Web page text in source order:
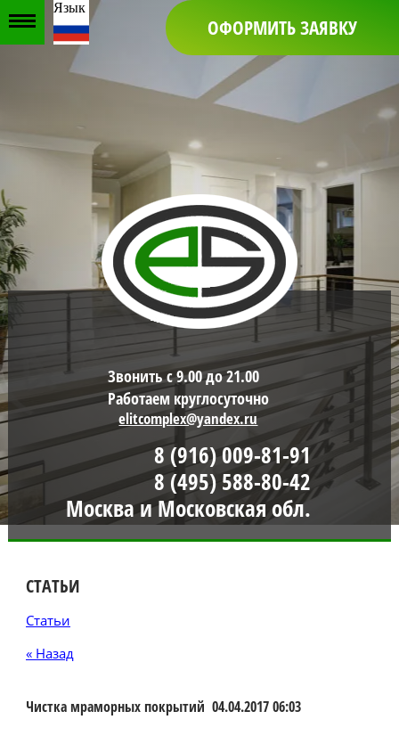
ОФОРМИТЬ ЗАЯВКУ
Звонить с 9.00 до 21.00
Работаем круглосуточно
elitcomplex@yandex.ru
8 (916) 009-81-91
8 (495) 588-80-42
Москва и Московская обл.
СТАТЬИ
Статьи
« Назад
Чистка мраморных покрытий 04.04.2017 06:03
Язык